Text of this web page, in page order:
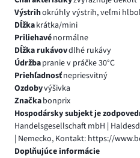
Výstrihokrúhly výstrih, veľmi
Dĺžkakrátka/mini
Priliehavénormálne
Dĺžka rukávovdlhé rukávy
Údržbapranie v práčke 30°C
Priehľadnosťnepriesvitný
Ozdobyvýšivka
Značkabonprix
Hospodársky subjekt je
Handelsgesellschaft mbH |
| Nemecko, Kontakt: https://
Doplňujúce informácie